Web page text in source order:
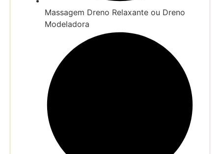
Massagem Dreno Relaxante ou Dreno
Modeladora